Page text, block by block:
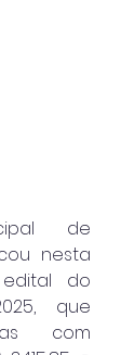
de
nesta
do
que
com